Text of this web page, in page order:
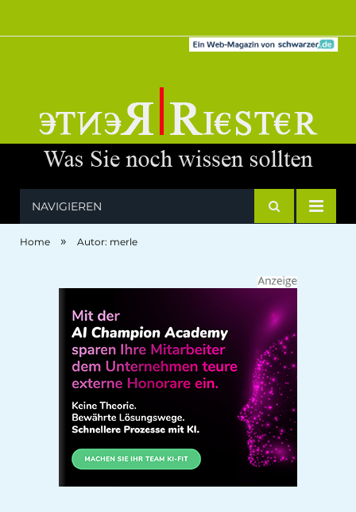
NAVIGIEREN
Home » Autor: merle